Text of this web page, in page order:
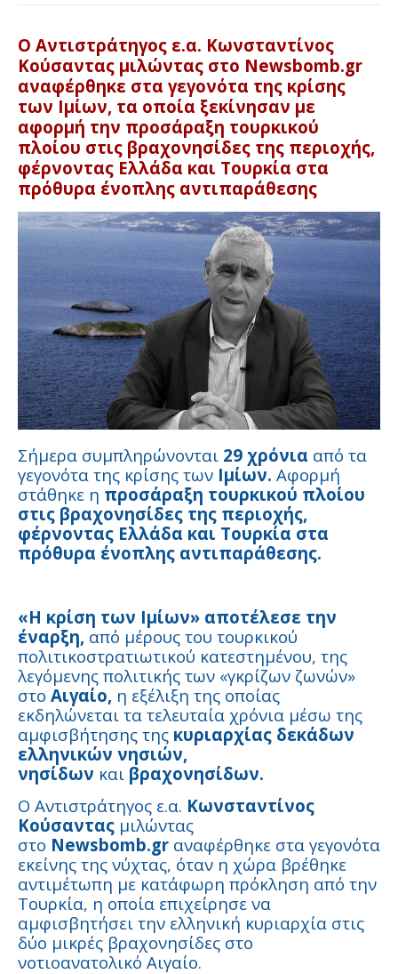
Ο Αντιστράτηγος ε.α. Κωνσταντίνος
Κούσαντας μιλώντας στο Newsbomb.gr
αναφέρθηκε στα γεγονότα της κρίσης
των Ιμίων, τα οποία ξεκίνησαν με
αφορμή την προσάραξη τουρκικού
πλοίου στις βραχονησίδες της περιοχής,
φέρνοντας Ελλάδα και Τουρκία στα
πρόθυρα ένοπλης αντιπαράθεσης
Σήμερα συμπληρώνονται 29 χρόνια από τα
γεγονότα της κρίσης των Ιμίων. Aφορμή
στάθηκε η προσάραξη τουρκικού πλοίου
στις βραχονησίδες της περιοχής,
φέρνοντας Ελλάδα και Τουρκία στα
πρόθυρα ένοπλης αντιπαράθεσης.
«Η κρίση των Ιμίων» αποτέλεσε την
έναρξη, από μέρους του τουρκικού
πολιτικοστρατιωτικού κατεστημένου, της
λεγόμενης πολιτικής των «γκρίζων ζωνών»
στο Αιγαίο, η εξέλιξη της οποίας
εκδηλώνεται τα τελευταία χρόνια μέσω της
αμφισβήτησης της κυριαρχίας δεκάδων
ελληνικών νησιών,
νησίδων και βραχονησίδων.
Ο Αντιστράτηγος ε.α. Κωνσταντίνος
Κούσαντας μιλώντας
στο Newsbomb.gr αναφέρθηκε στα γεγονότα
εκείνης της νύχτας, όταν η χώρα βρέθηκε
αντιμέτωπη με κατάφωρη πρόκληση από την
Τουρκία, η οποία επιχείρησε να
αμφισβητήσει την ελληνική κυριαρχία στις
δύο μικρές βραχονησίδες στο
νοτιοανατολικό Αιγαίο.